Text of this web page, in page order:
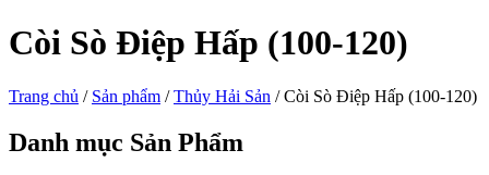
Còi Sò Điệp Hấp (100-120)
Trang chủ / Sản phẩm /Thủy Hải Sản / Còi Sò Điệp Hấp (100-120)
Danh mục Sản Phẩm